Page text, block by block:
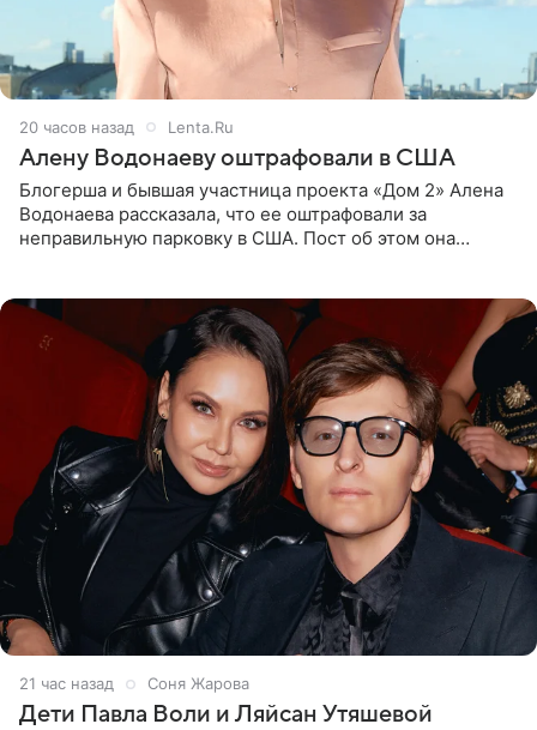
20 часов назад Lenta.Ru
Алену Водонаеву оштрафовали в США
Блогерша и бывшая участница проекта «Дом 2» Алена
Водонаева рассказала, что ее оштрафовали за
неправильную парковку в США. Пост об этом она
21 час назад Соня Жарова
Дети Павла Воли и Ляйсан Утяшевой